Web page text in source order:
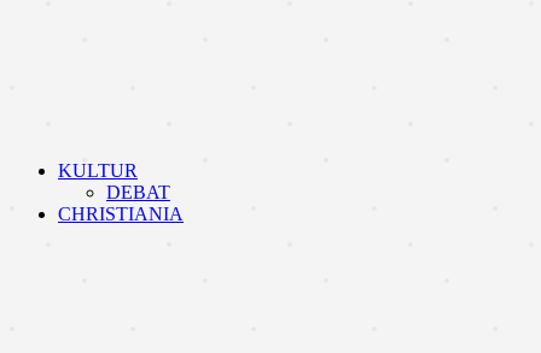
KULTUR
DEBAT
CHRISTIANIA